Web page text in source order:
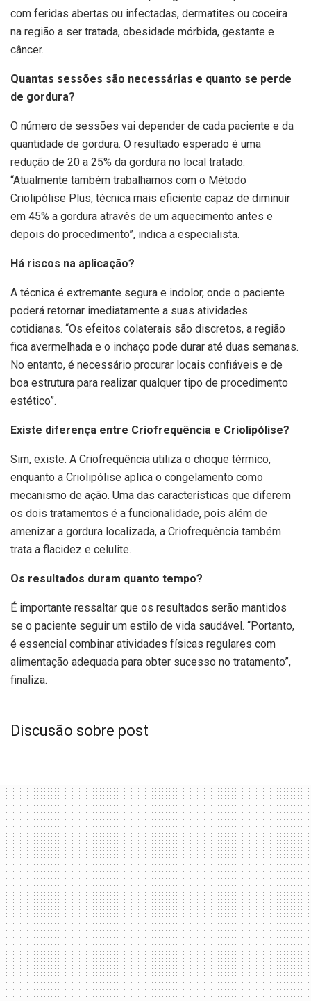
com feridas abertas ou infectadas, dermatites ou coceira
na região a ser tratada, obesidade mórbida, gestante e
câncer.
Quantas sessões são necessárias e quanto se perde
de gordura?
O número de sessões vai depender de cada paciente e da
quantidade de gordura. O resultado esperado é uma
redução de 20 a 25% da gordura no local tratado.
“Atualmente também trabalhamos com o Método
Criolipólise Plus, técnica mais eficiente capaz de diminuir
em 45% a gordura através de um aquecimento antes e
depois do procedimento”, indica a especialista.
Há riscos na aplicação?
A técnica é extremante segura e indolor, onde o paciente
poderá retornar imediatamente a suas atividades
cotidianas. “Os efeitos colaterais são discretos, a região
fica avermelhada e o inchaço pode durar até duas semanas.
No entanto, é necessário procurar locais confiáveis e de
boa estrutura para realizar qualquer tipo de procedimento
estético”.
Existe diferença entre Criofrequência e Criolipólise?
Sim, existe. A Criofrequência utiliza o choque térmico,
enquanto a Criolipólise aplica o congelamento como
mecanismo de ação. Uma das características que diferem
os dois tratamentos é a funcionalidade, pois além de
amenizar a gordura localizada, a Criofrequência também
trata a flacidez e celulite.
Os resultados duram quanto tempo?
É importante ressaltar que os resultados serão mantidos
se o paciente seguir um estilo de vida saudável. “Portanto,
é essencial combinar atividades físicas regulares com
alimentação adequada para obter sucesso no tratamento”,
finaliza.
Discusão sobre post